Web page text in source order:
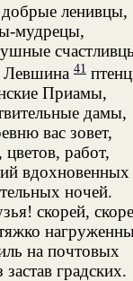
ленивцы,
мудрецы,
41
Приамы,
дамы,
вас зовет,
работ,
вдохновенных
ночей.
скорей,
на почтовых
застав градских.